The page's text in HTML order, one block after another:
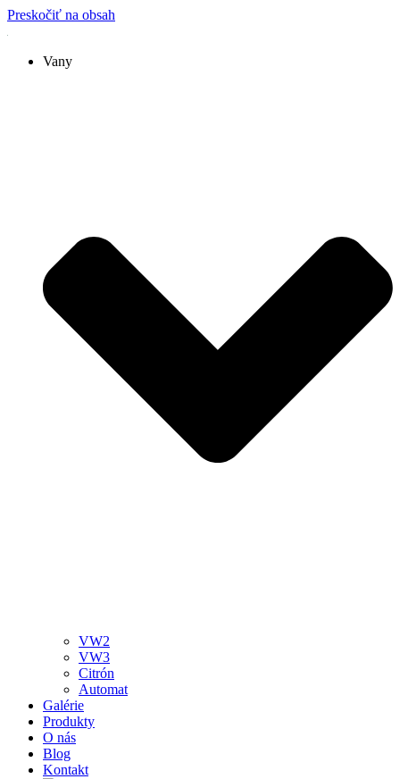
Preskočiť na obsah
Vany
VW2
VW3
Citrón
Automat
Galérie
Produkty
O nás
Blog
Kontakt